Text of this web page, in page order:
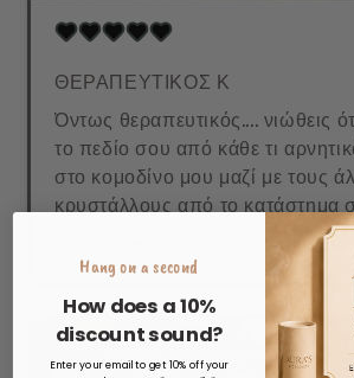
ΘΕΡΑΠΕΥΤΙΚΟΣ Κ
Όντως θεραπευτικός.... νιώθεις
το πεδίο σου από κάθε τι
στο κομοδίνο μου μαζί με τους
κρυστάλλους από το κατάστημα
Hang on a second
How does a 10%
discount sound?
Enter your email to get 10% off your